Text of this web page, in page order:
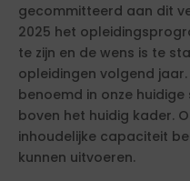
gecommitteerd aan dit
2025 het
te zijn en de wens is te
opleidingen volgend
benoemd in onze
boven het huidig kader.
inhoudelijke capaciteit
kunnen uitvoeren.